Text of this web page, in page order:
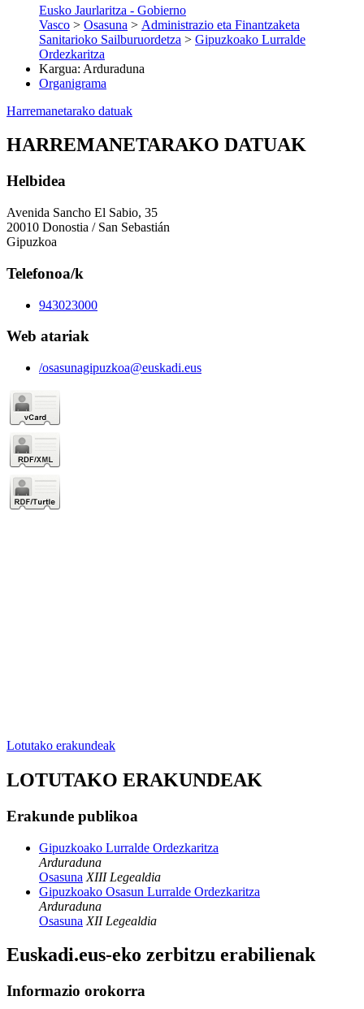
Eusko Jaurlaritza - Gobierno
Vasco > Osasuna > Administrazio eta Finantzaketa
Sanitarioko Sailburuordetza > Gipuzkoako Lurralde
Ordezkaritza
Kargua: Arduraduna
Organigrama
Harremanetarako datuak
HARREMANETARAKO DATUAK
Helbidea
Avenida Sancho El Sabio, 35
20010 Donostia / San Sebastián
Gipuzkoa
Telefonoa/k
943023000
Web atariak
/osasunagipuzkoa@euskadi.eus
Lotutako erakundeak
LOTUTAKO ERAKUNDEAK
Erakunde publikoa
Gipuzkoako Lurralde Ordezkaritza
Arduraduna
Osasuna XIII Legealdia
Gipuzkoako Osasun Lurralde Ordezkaritza
Arduraduna
Osasuna XII Legealdia
Euskadi.eus-eko zerbitzu erabilienak
Informazio orokorra